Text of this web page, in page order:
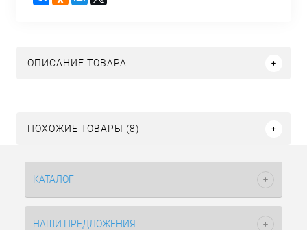
ОПИСАНИЕ ТОВАРА
ПОХОЖИЕ ТОВАРЫ (8)
КАТАЛОГ
НАШИ ПРЕДЛОЖЕНИЯ